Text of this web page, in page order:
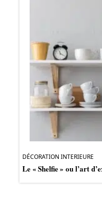
DÉCORATION INTERIEURE
Le « Shelfie » ou l’art